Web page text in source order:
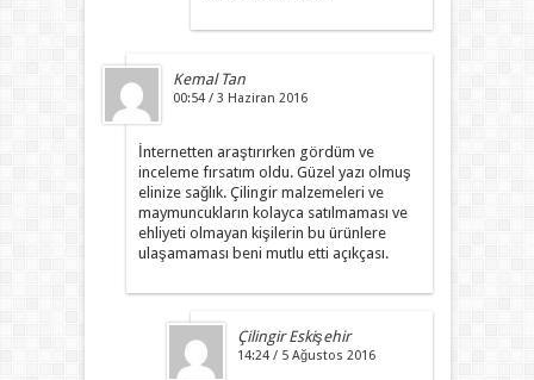
Kemal Tan
00:54 / 3 Haziran 2016
İnternetten araştırırken gördüm ve
inceleme fırsatım oldu. Güzel yazı olmuş
elinize sağlık. Çilingir malzemeleri ve
maymuncukların kolayca satılmaması ve
ehliyeti olmayan kişilerin bu ürünlere
ulaşamaması beni mutlu etti açıkçası.
Çilingir Eskişehir
14:24 / 5 Ağustos 2016